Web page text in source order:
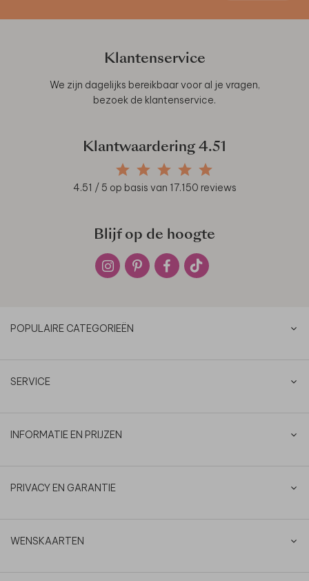
Klantenservice
We zijn dagelijks bereikbaar voor al je vragen,
bezoek de klantenservice.
Klantwaardering 4.51
4.51 / 5 op basis van 17.150 reviews
Blijf op de hoogte
POPULAIRE CATEGORIEËN
SERVICE
INFORMATIE EN PRIJZEN
PRIVACY EN GARANTIE
WENSKAARTEN